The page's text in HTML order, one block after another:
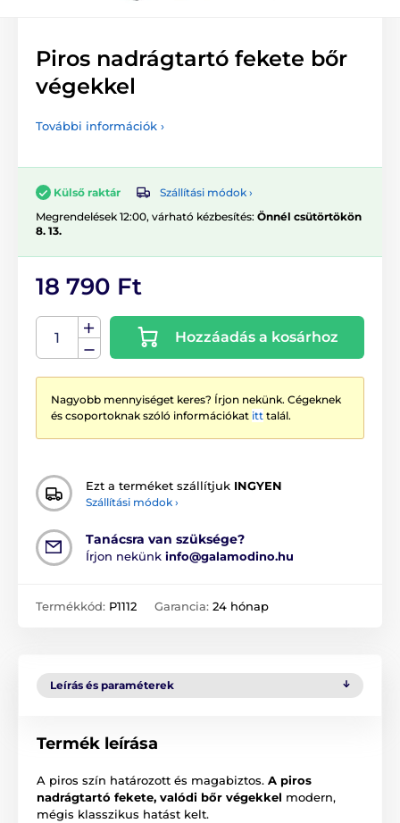
Piros nadrágtartó fekete bőr
végekkel
További információk ›
Külső raktár
Szállítási módok ›
Megrendelések 12:00, várható kézbesítés: Önnél csütörtökön
8. 13.
18 790 Ft
Hozzáadás a kosárhoz
Nagyobb mennyiséget keres? Írjon nekünk. Cégeknek
és csoportoknak szóló információkat itt talál.
Ezt a terméket szállítjuk INGYEN
Szállítási módok ›
Tanácsra van szüksége?
Írjon nekünk info@galamodino.hu
Termékkód: P1112 Garancia: 24 hónap
Leírás és paraméterek
Termék leírása
A piros szín határozott és magabiztos. A piros
nadrágtartó fekete, valódi bőr végekkel modern,
mégis klasszikus hatást kelt.